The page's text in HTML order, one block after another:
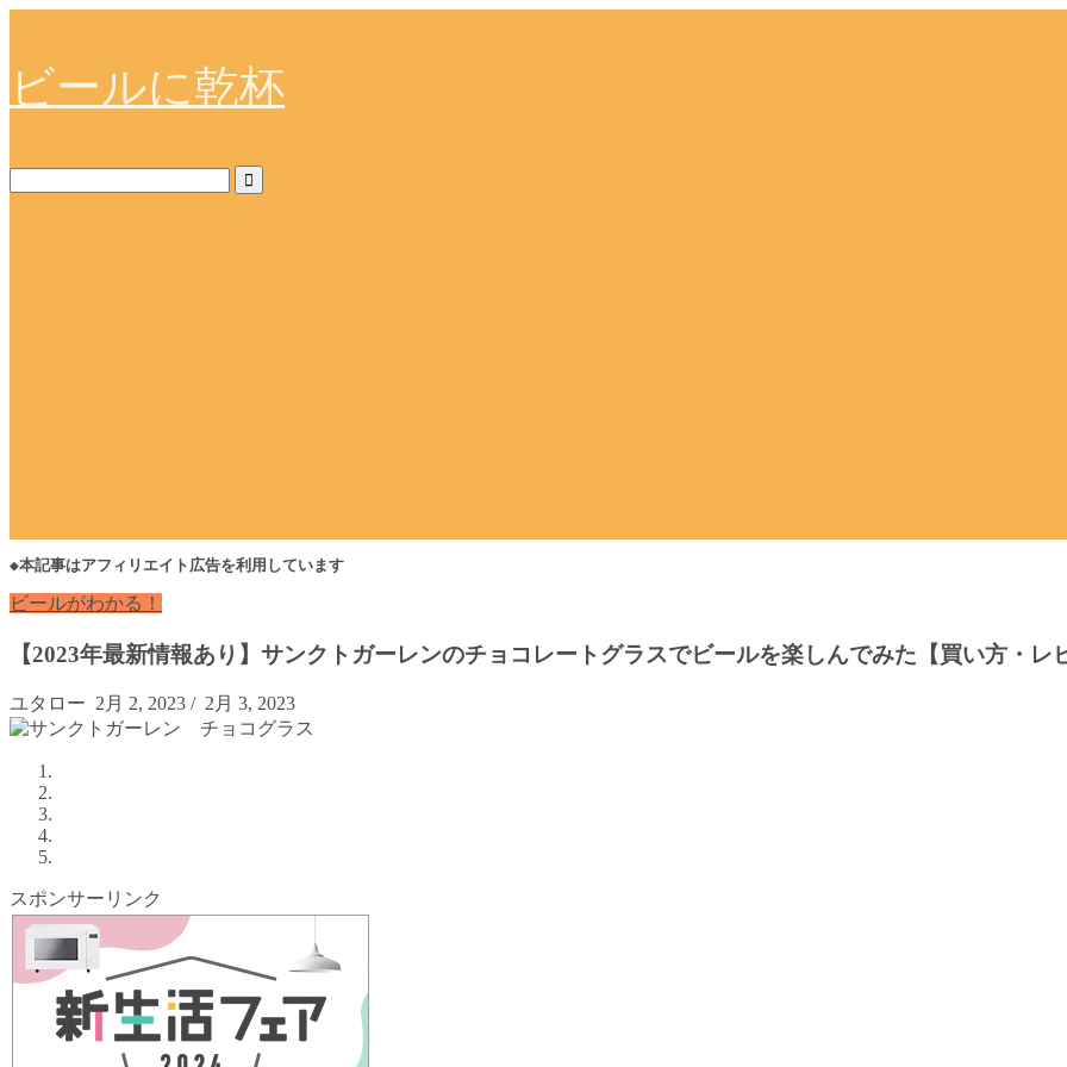
ビールに乾杯
◆本記事はアフィリエイト広告を利用しています
ビールがわかる！
【2023年最新情報あり】サンクトガーレンのチョコレートグラスでビールを楽しんでみた【買い方・レ
ユタロー 2月 2, 2023 / 2月 3, 2023
スポンサーリンク